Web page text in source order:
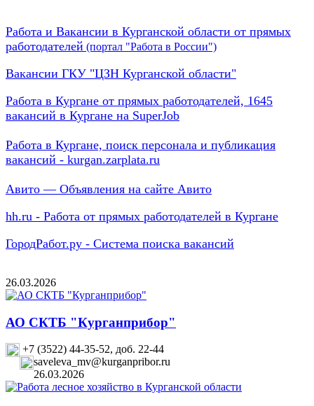
Работа и Вакансии в Курганской области от прямых
работодателей (портал "Работа в России")
Вакансии ГКУ "ЦЗН Курганской области"
Работа в Кургане от прямых работодателей, 1645
вакансий в Кургане на SuperJob
Работа в Кургане, поиск персонала и публикация
вакансий - kurgan.zarplata.ru
Авито — Объявления на сайте Авито
hh.ru - Работа от прямых работодателей в Кургане
ГородРабот.ру - Система поиска вакансий
26.03.2026
АО СКТБ "Курганприбор"
+7 (3522) 44-35-52, доб. 22-44
saveleva_mv@kurganpribor.ru
26.03.2026